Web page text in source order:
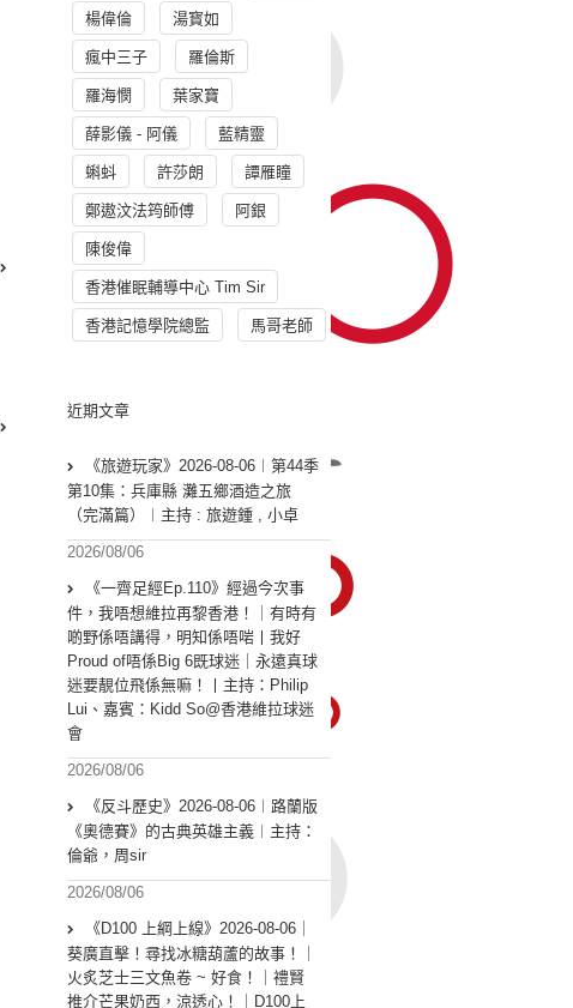
楊偉倫 湯寳如
瘋中三子 羅倫斯
羅海憫 葉家寶
薛影儀 - 阿儀 藍精靈
蝌蚪 許莎朗 譚雁瞳
鄭遨汶法筠師傅 阿銀
陳俊偉
香港催眠輔導中心 Tim Sir
香港記憶學院總監 馬哥老師
近期文章
《旅遊玩家》2026-08-06︱第44季
第10集：兵庫縣 灘五鄉酒造之旅
（完滿篇）︱主持 : 旅遊鍾 , 小卓
2026/08/06
《一齊足經Ep.110》經過今次事
件，我唔想維拉再黎香港！｜有時有
啲野係唔講得，明知係唔啱丨我好
Proud of唔係Big 6既球迷｜永遠真球
迷要靚位飛係無嘛！丨主持：Philip
Lui、嘉賓：Kidd So@香港維拉球迷
會
2026/08/06
《反斗歷史》2026-08-06︱路蘭版
《奧德賽》的古典英雄主義︱主持：
倫爺，周sir
2026/08/06
《D100 上綱上線》2026-08-06｜
葵廣直擊！尋找冰糖葫蘆的故事！｜
火炙芝士三文魚卷 ~ 好食！｜禮賢
推介芒果奶西，涼透心！｜D100上